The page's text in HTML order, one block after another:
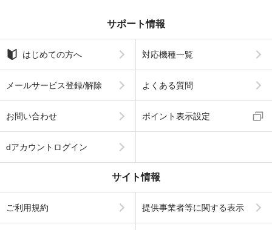
サポート情報
はじめての方へ 対応機種一覧
メールサービス登録/解除 よくある質問
お問い合わせ ポイント表示設定
dアカウントログイン
サイト情報
ご利用規約 提供事業者等に関する表示